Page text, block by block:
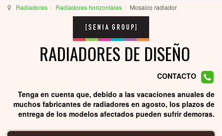
Radiadores Radiadores horizontales Mosaico radiador
RADIADORES DE DISEÑO
CONTACTO
Tenga en cuenta que, debido a las vacaciones anuales de
muchos fabricantes de radiadores en agosto, los plazos de
entrega de los modelos afectados pueden sufrir demoras.